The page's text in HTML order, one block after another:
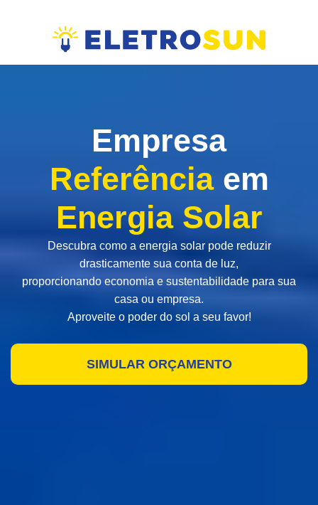
Empresa
Referênciaem
Energia Solar
Descubra como a energia solar pode reduzir
drasticamente sua conta de luz,
proporcionando economia e sustentabilidade para sua
casa ou empresa.
Aproveite o poder do sol a seu favor!
SIMULAR ORÇAMENTO